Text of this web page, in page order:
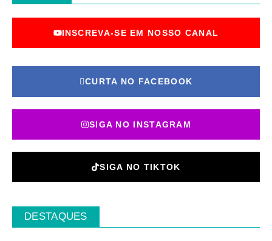
INSCREVA-SE EM NOSSO CANAL
CURTA NO FACEBOOK
SIGA NO INSTAGRAM
SIGA NO TIKTOK
DESTAQUES